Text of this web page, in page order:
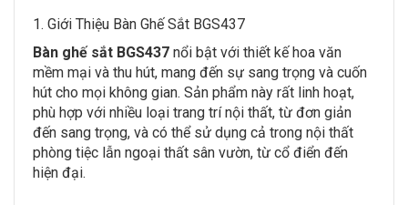
1. Giới Thiệu Bàn Ghế Sắt BGS437
Bàn ghế sắt BGS437 nổi bật với thiết kế hoa văn
mềm mại và thu hút, mang đến sự sang trọng và cuốn
hút cho mọi không gian. Sản phẩm này rất linh hoạt,
phù hợp với nhiều loại trang trí nội thất, từ đơn giản
đến sang trọng, và có thể sử dụng cả trong nội thất
phòng tiệc lẫn ngoại thất sân vườn, từ cổ điển đến
hiện đại.